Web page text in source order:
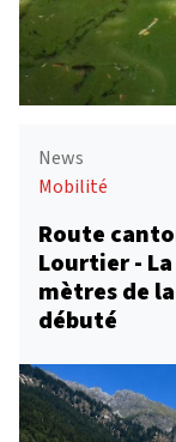
News
Mobilité
Route
Lourtier -
mètres de
débuté